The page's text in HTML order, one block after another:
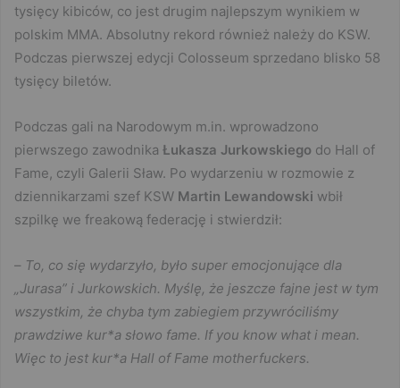
tysięcy kibiców, co jest drugim najlepszym wynikiem w
polskim MMA. Absolutny rekord również należy do KSW.
Podczas pierwszej edycji Colosseum sprzedano blisko 58
tysięcy biletów.
Podczas gali na Narodowym m.in. wprowadzono
pierwszego zawodnika Łukasza Jurkowskiego do Hall of
Fame, czyli Galerii Sław. Po wydarzeniu w rozmowie z
dziennikarzami szef KSW Martin Lewandowski wbił
szpilkę we freakową federację i stwierdził:
– To, co się wydarzyło, było super emocjonujące dla
„Jurasa” i Jurkowskich. Myślę, że jeszcze fajne jest w tym
wszystkim, że chyba tym zabiegiem przywróciliśmy
prawdziwe kur*a słowo fame. If you know what i mean.
Więc to jest kur*a Hall of Fame motherfuckers.